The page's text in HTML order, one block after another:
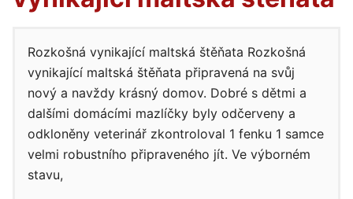
Rozkošná vynikající maltská štěňata Rozkošná
vynikající maltská štěňata připravená na svůj
nový a navždy krásný domov. Dobré s dětmi a
dalšími domácími mazlíčky byly odčerveny a
odkloněny veterinář zkontroloval 1 fenku 1 samce
velmi robustního připraveného jít. Ve výborném
stavu,